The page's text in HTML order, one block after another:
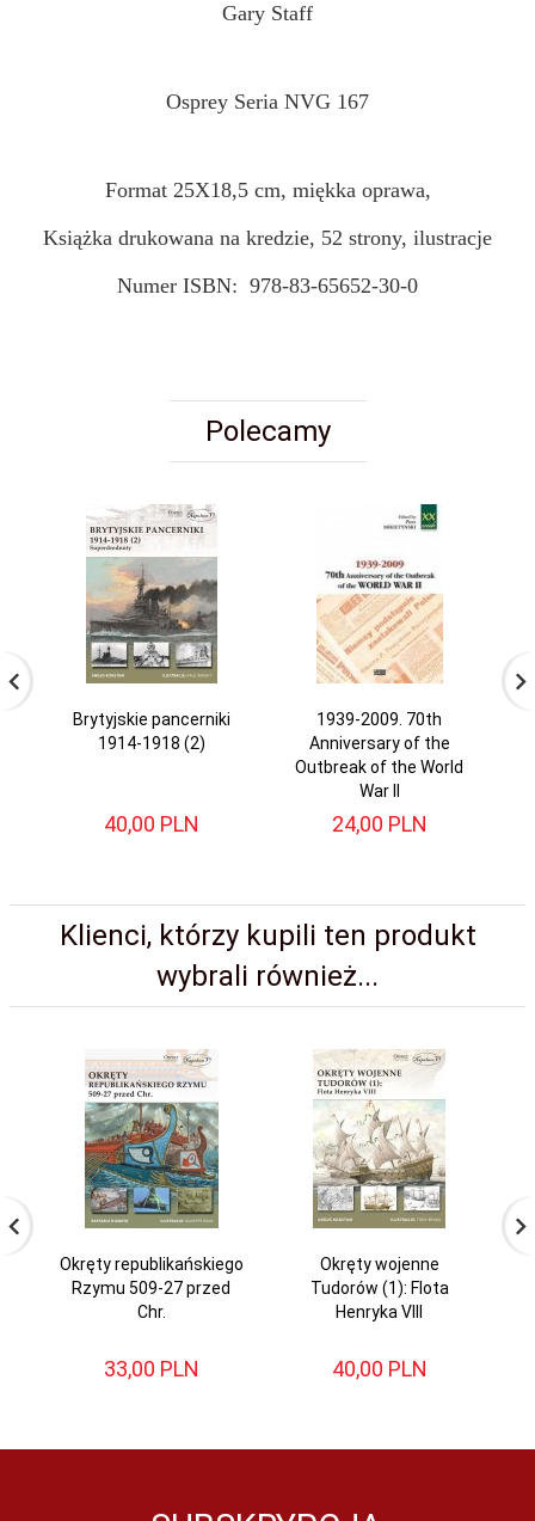
Gary Staff
Osprey Seria NVG 167
Format 25X18,5 cm, miękka oprawa,
Książka drukowana na kredzie, 52 strony, ilustracje
Numer ISBN: 978-83-65652-30-0
Polecamy
Brytyjskie pancerniki
1914-1918 (2)
40,00 PLN
1939-2009. 70th
Anniversary of the
Outbreak of the World
War II
24,00 PLN
Klienci, którzy kupili ten produkt
wybrali również...
Okręty republikańskiego
Rzymu 509-27 przed
Chr.
33,00 PLN
Okręty wojenne
Tudorów (1): Flota
Henryka VIII
40,00 PLN